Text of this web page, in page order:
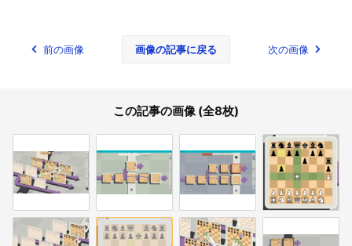
前の画像 画像の記事に戻る 次の画像
この記事の画像 (全8枚)